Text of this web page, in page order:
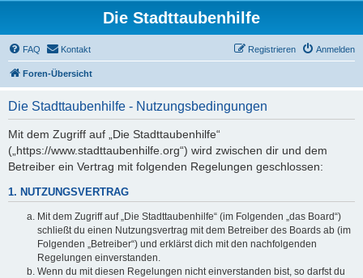
Die Stadttaubenhilfe
FAQ Kontakt Anmelden
Registrieren
Foren-Übersicht
Die Stadttaubenhilfe - Nutzungsbedingungen
Mit dem Zugriff auf „Die Stadttaubenhilfe“
(„https://www.stadttaubenhilfe.org“) wird zwischen dir und dem
Betreiber ein Vertrag mit folgenden Regelungen geschlossen:
1. NUTZUNGSVERTRAG
Mit dem Zugriff auf „Die Stadttaubenhilfe“ (im Folgenden „das Board“)
schließt du einen Nutzungsvertrag mit dem Betreiber des Boards ab (im
Folgenden „Betreiber“) und erklärst dich mit den nachfolgenden
Regelungen einverstanden.
Wenn du mit diesen Regelungen nicht einverstanden bist, so darfst du